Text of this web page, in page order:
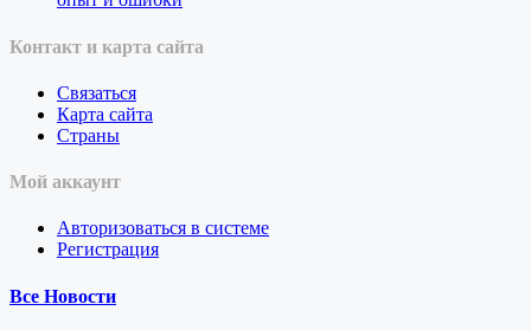
Контакт и карта сайта
Связаться
Карта сайта
Страны
Мой аккаунт
Авторизоваться в системе
Регистрация
Все Новости